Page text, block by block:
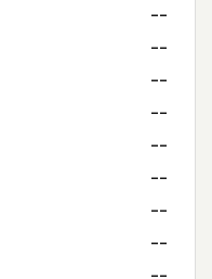
--
--
--
--
--
--
--
--